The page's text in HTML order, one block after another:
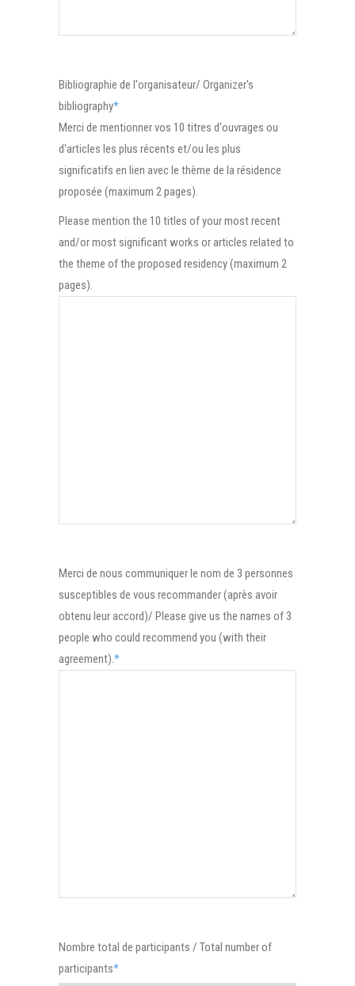
Bibliographie de l'organisateur/ Organizer's
bibliography*
Merci de mentionner vos 10 titres d'ouvrages ou
d'articles les plus récents et/ou les plus
significatifs en lien avec le thème de la résidence
proposée (maximum 2 pages).
Please mention the 10 titles of your most recent
and/or most significant works or articles related to
the theme of the proposed residency (maximum 2
pages).
Merci de nous communiquer le nom de 3 personnes
susceptibles de vous recommander (après avoir
obtenu leur accord)/ Please give us the names of 3
people who could recommend you (with their
agreement).*
Nombre total de participants / Total number of
participants*